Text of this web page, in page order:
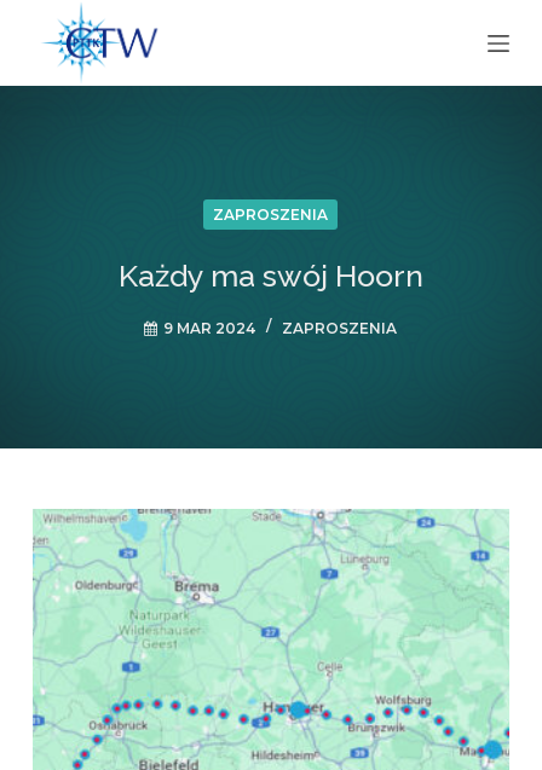
z
ZAPROSZENIA
Każdy ma swój Hoorn
9 MAR 2024 ZAPROSZENIA